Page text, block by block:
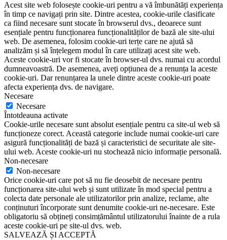
Acest site web folosește cookie-uri pentru a vă îmbunătăți experiența
în timp ce navigați prin site. Dintre acestea, cookie-urile clasificate
ca fiind necesare sunt stocate în browserul dvs., deoarece sunt
esențiale pentru funcționarea funcționalităților de bază ale site-ului
web. De asemenea, folosim cookie-uri terțe care ne ajută să
analizăm și să înțelegem modul în care utilizați acest site web.
Aceste cookie-uri vor fi stocate în browser-ul dvs. numai cu acordul
dumneavoastră. De asemenea, aveți opțiunea de a renunța la aceste
cookie-uri. Dar renunțarea la unele dintre aceste cookie-uri poate
afecta experiența dvs. de navigare.
Necesare
Necesare
Întotdeauna activate
Cookie-urile necesare sunt absolut esențiale pentru ca site-ul web să
funcționeze corect. Această categorie include numai cookie-uri care
asigură funcționalități de bază și caracteristici de securitate ale site-
ului web. Aceste cookie-uri nu stochează nicio informație personală.
Non-necesare
Non-necesare
Orice cookie-uri care pot să nu fie deosebit de necesare pentru
funcționarea site-ului web și sunt utilizate în mod special pentru a
colecta date personale ale utilizatorilor prin analize, reclame, alte
conținuturi încorporate sunt denumite cookie-uri ne-necesare. Este
obligatoriu să obțineți consimțământul utilizatorului înainte de a rula
aceste cookie-uri pe site-ul dvs. web.
SALVEAZĂ ȘI ACCEPTĂ